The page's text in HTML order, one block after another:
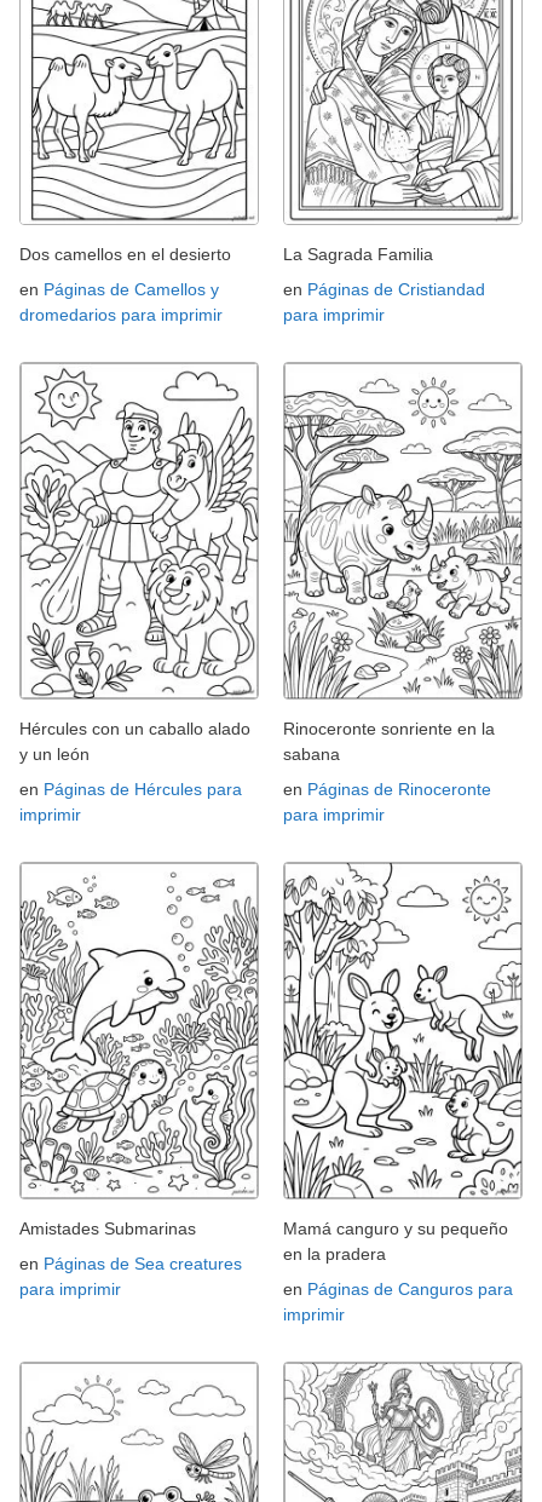
Dos camellos en el desierto
en Páginas de Camellos y
dromedarios para imprimir
La Sagrada Familia
en Páginas de Cristiandad
para imprimir
Hércules con un caballo alado
y un león
en Páginas de Hércules para
imprimir
Rinoceronte sonriente en la
sabana
en Páginas de Rinoceronte
para imprimir
Amistades Submarinas
en Páginas de Sea creatures
para imprimir
Mamá canguro y su pequeño
en la pradera
en Páginas de Canguros para
imprimir